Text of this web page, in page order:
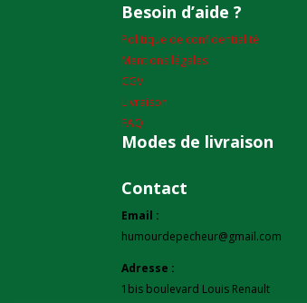
Besoin d’aide ?
Politique de confidentialité
Mentions légales
CGV
Livraison
FAQ
Modes de livraison
Contact
Email :
humourdepecheur@gmail.com
Adresse :
1bis boulevard Louis Renault